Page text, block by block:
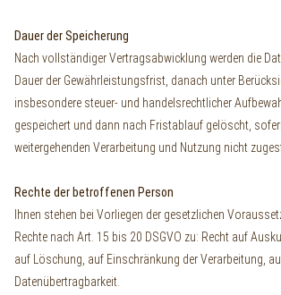
Dauer der Speicherung
Nach vollständiger Vertragsabwicklung werden die
Dauer der Gewährleistungsfrist, danach unter
insbesondere steuer- und handelsrechtlicher
gespeichert und dann nach Fristablauf gelöscht,
weitergehenden Verarbeitung und Nutzung nicht
Rechte der betroffenen Person
Ihnen stehen bei Vorliegen der gesetzlichen
Rechte nach Art. 15 bis 20 DSGVO zu: Recht auf
auf Löschung, auf Einschränkung der Verarbeitung,
Datenübertragbarkeit.